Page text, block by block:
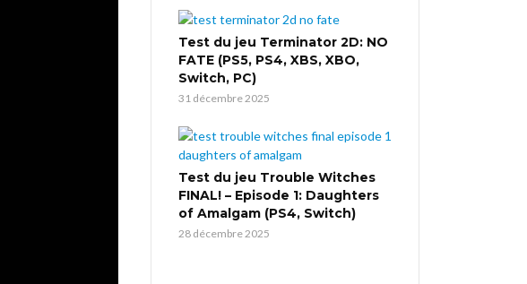
Test du jeu Terminator 2D: NO
FATE (PS5, PS4, XBS, XBO,
Switch, PC)
31 décembre 2025
Test du jeu Trouble Witches
FINAL! – Episode 1: Daughters
of Amalgam (PS4, Switch)
28 décembre 2025